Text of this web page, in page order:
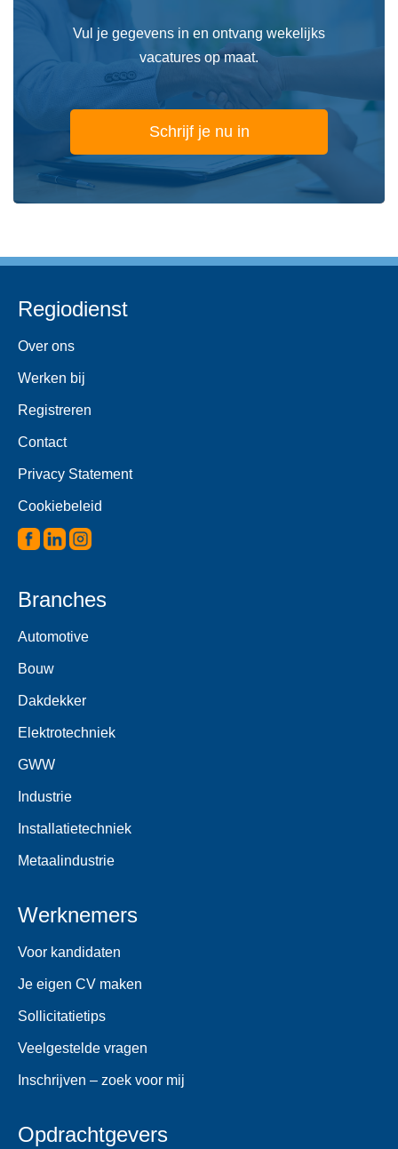
Vul je gegevens in en ontvang wekelijks
vacatures op maat.
Schrijf je nu in
Regiodienst
Over ons
Werken bij
Registreren
Contact
Privacy Statement
Cookiebeleid
Branches
Automotive
Bouw
Dakdekker
Elektrotechniek
GWW
Industrie
Installatietechniek
Metaalindustrie
Werknemers
Voor kandidaten
Je eigen CV maken
Sollicitatietips
Veelgestelde vragen
Inschrijven – zoek voor mij
Opdrachtgevers